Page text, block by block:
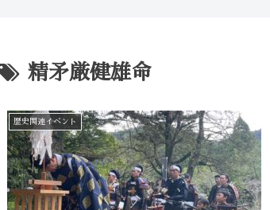
精矛厳健雄命
歴史関連イベント